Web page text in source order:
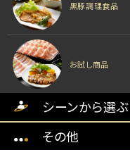
黒豚調理食品
お試し商品
シーンから選ぶ
その他